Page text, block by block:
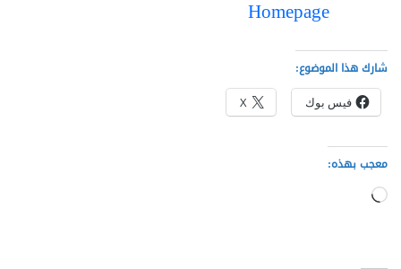
Homepage
شارك هذا الموضوع:
فيس بوك X
معجب بهذه:
جاري